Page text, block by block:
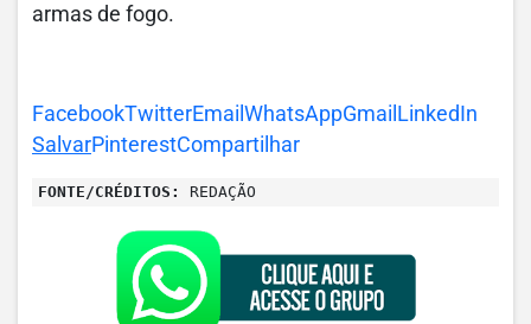
armas de fogo.
FacebookTwitterEmail WhatsAppGmail LinkedIn
SalvarPinterestCompartilhar
FONTE/CRÉDITOS: REDAÇÃO